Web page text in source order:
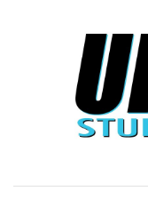
Up Studio